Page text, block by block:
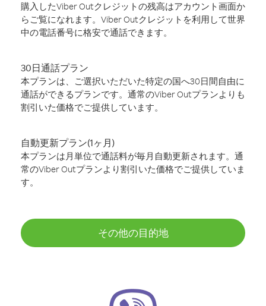
購入したViber Outクレジットの残高はアカウント画面か
らご覧になれます。Viber Outクレジットを利用して世界
中の電話番号に格安で通話できます。
30日通話プラン
本プランは、ご選択いただいた特定の国へ30日間自由に
通話ができるプランです。通常のViber Outプランよりも
割引いた価格でご提供しています。
自動更新プラン(1ヶ月)
本プランは月単位で通話料が毎月自動更新されます。通
常のViber Outプランより割引いた価格でご提供していま
す。
その他の目的地